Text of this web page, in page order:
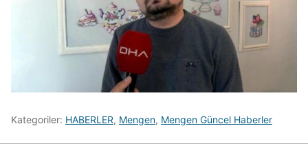
Kategoriler: HABERLER, Mengen, Mengen Güncel Haberler